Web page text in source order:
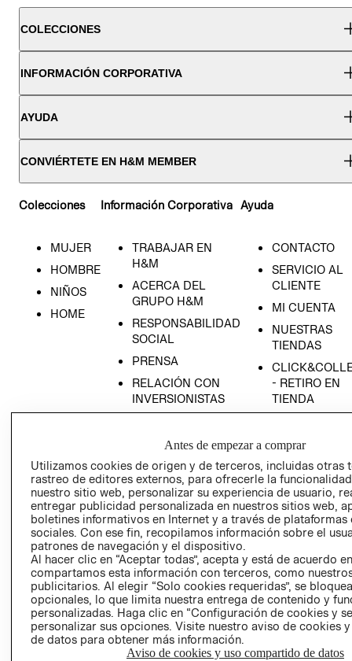
COLECCIONES
INFORMACIÓN CORPORATIVA
AYUDA
CONVIÉRTETE EN H&M MEMBER
Colecciones
MUJER
HOMBRE
NIÑOS
HOME
Información Corporativa
TRABAJAR EN
H&M
ACERCA DEL
GRUPO H&M
RESPONSABILIDAD
SOCIAL
PRENSA
RELACIÓN CON
INVERSIONISTAS
Ayuda
CONTACTO
SERVICIO AL
CLIENTE
MI CUENTA
NUESTRAS
TIENDAS
- RETIRO EN
TIENDA
AVISO DE
PRIVACIDAD
GIFT CARD
AVISO DE
COOKIES
Chile ($)
Antes de empezar a comprar
Utilizamos cookies de origen y de terceros, incluidas otras
rastreo de editores externos, para ofrecerle la
nuestro sitio web, personalizar su experiencia de usuario,
entregar publicidad personalizada en nuestros sitios web,
boletines informativos en Internet y a través de plataformas
sociales. Con ese fin, recopilamos información sobre el
patrones de navegación y el dispositivo.
Al hacer clic en “Aceptar todas”, acepta y está de acuerdo
compartamos esta información con terceros, como
publicitarios. Al elegir “Solo cookies requeridas”, se
opcionales, lo que limita nuestra entrega de contenido y
personalizadas. Haga clic en “Configuración de cookies y
personalizar sus opciones. Visite nuestro aviso de cookies
de datos para obtener más información.
Aviso de cookies y uso compartido de datos